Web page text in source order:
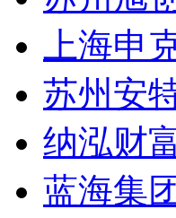
上海申
苏州安
纳泓财
蓝海集